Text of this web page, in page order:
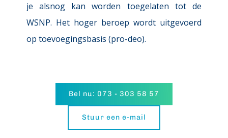
je alsnog kan worden toegelaten tot de
WSNP. Het hoger beroep wordt uitgevoerd
op toevoegingsbasis (pro-deo).
Bel nu: 073 - 303 58 57
Stuur een e-mail